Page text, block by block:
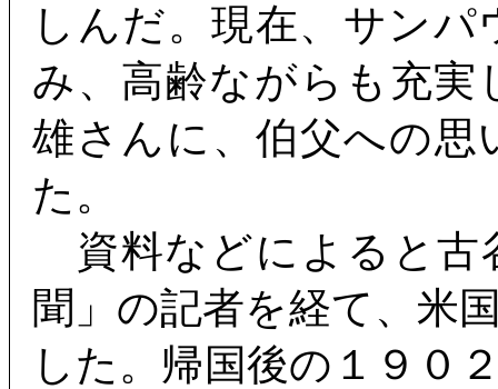
しんだ。現在、サン
み、高齢ながらも充実
雄さんに、伯父への思
た。
資料などによると古
聞」の記者を経て、米
した。帰国後の１９０